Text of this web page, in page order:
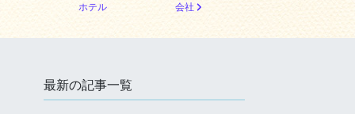
ホテル
会社
最新の記事一覧